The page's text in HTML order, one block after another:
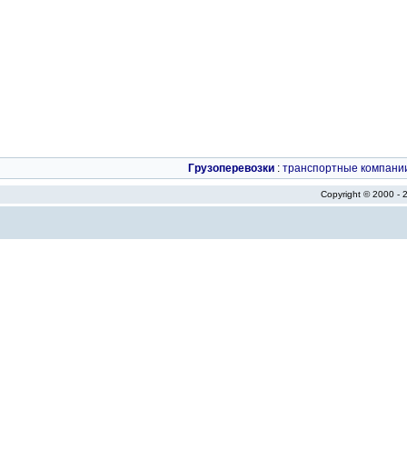
Грузоперевозки : транспортные
Copyright © 2000 -